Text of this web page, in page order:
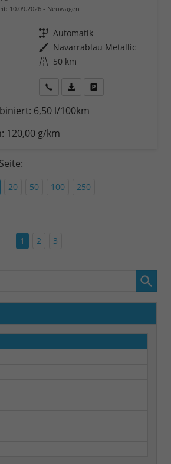
10.09.2026 Neuwagen
Getriebe Automatik
Außenfarbe Navarrablau Metallic
Kilometerstand 50 km
Wir rufen Sie anFahrzeugexposé (PDF)
6,50 l/100km
120,00 g/km
20 50 100 250
1 2 3